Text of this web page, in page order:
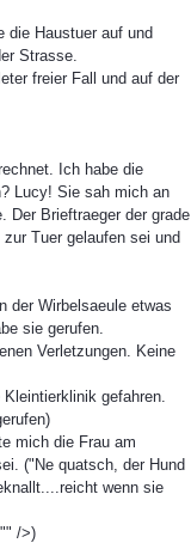
die Haustuer auf und
Strasse.
freier Fall und auf der
Ich habe die
Lucy! Sie sah mich an
Der Brieftraeger der grade
Tuer gelaufen sei und
der Wirbelsaeule etwas
sie gerufen.
Verletzungen. Keine
gefahren.
mich die Frau am
("Ne quatsch, der Hund
wenn sie
/>)